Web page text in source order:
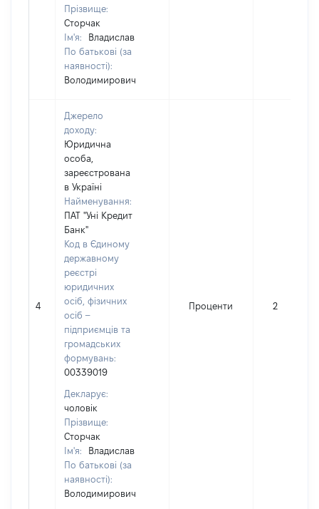
Прізвище:
Сторчак
Ім'я:
Владислав
По батькові (за
наявності):
Володимирович
4
Джерело
доходу:
Юридична
особа,
зареєстрована
в Україні
Найменування:
ПАТ "Уні Кредит
Банк"
Код в Єдиному
державному
реєстрі
юридичних
осіб, фізичних
осіб –
підприємців та
громадських
формувань:
00339019
Декларує:
чоловік
Прізвище:
Сторчак
Ім'я:
Владислав
По батькові (за
наявності):
Володимирович
Проценти 2